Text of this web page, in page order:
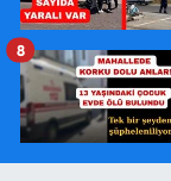
8